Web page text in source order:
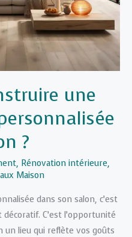
une
?
, Rénovation intérieure,
Maison
dans son salon, c’est
C’est l’opportunité
un lieu qui reflète vos goûts